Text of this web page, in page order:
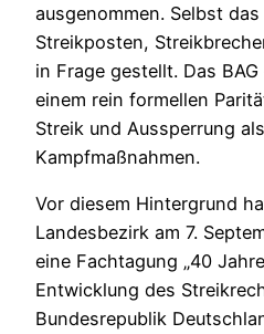
ausgenommen. Selbst
Streikposten,
in Frage gestellt. Das
einem rein formellen
Streik und Aussperrung
Kampfmaßnahmen.
Vor diesem Hintergrund
Landesbezirk am 7.
eine Fachtagung „40
Entwicklung des
Bundesrepublik